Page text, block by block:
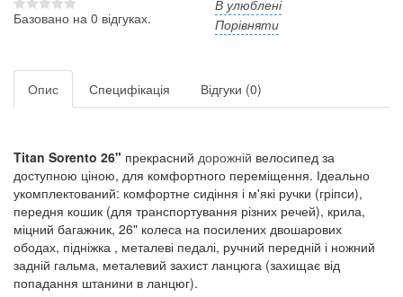
Базовано на 0 відгуках.
В улюблені
Порівняти
Опис Специфікація Відгуки (0)
Titan Sorento 26"​ прекрасний дорожній велосипед за
доступною ціною, для комфортного переміщення. Ідеально
укомплектований: комфортне сидіння і м'які ручки (гріпси),
передня кошик (для транспортування різних речей), крила,
міцний багажник, 26" колеса на посилених двошарових
ободах, підніжка , металеві педалі, ручний передній і ножний
задній гальма, металевий захист ланцюга (захищає від
попадання штанини в ланцюг).